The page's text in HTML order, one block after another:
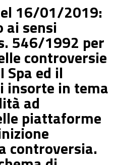
16/01/2019:
ai sensi
546/1992 per
controversie
Spa ed il
insorte in tema
ad
piattaforme
controversia.